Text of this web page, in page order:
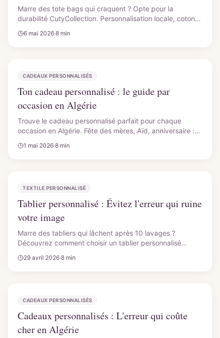
Marre des tote bags qui craquent ? Opte pour la
durabilité CutyCollection. Personnalisation locale, coton
6 mai 2026·8 min
CADEAUX PERSONNALISÉS
Ton cadeau personnalisé : le guide par
occasion en Algérie
Trouve le cadeau personnalisé parfait pour chaque
occasion en Algérie. Fête des mères, Aïd, anniversaire :
1 mai 2026·8 min
TEXTILE PERSONNALISÉ
Tablier personnalisé : Évitez l'erreur qui ruine
votre image
Marre des tabliers qui lâchent après 10 lavages ?
Découvrez comment choisir un tablier personnalisé
seulement vos vêtements.
29 avril 2026·8 min
CADEAUX PERSONNALISÉS
Cadeaux personnalisés : L'erreur qui coûte
cher en Algérie